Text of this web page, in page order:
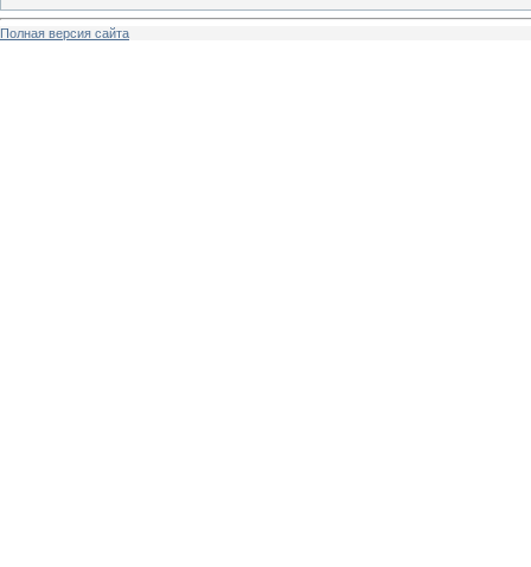
Полная версия сайта